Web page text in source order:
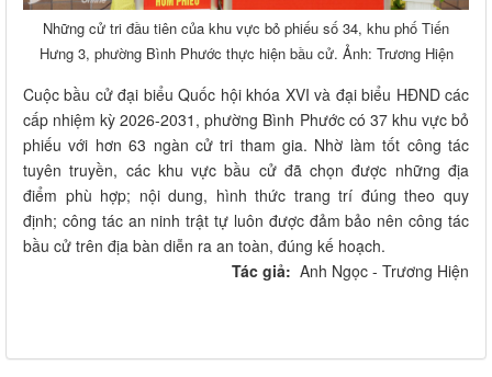
Những cử tri đầu tiên của khu vực bỏ phiếu số 34, khu phố Tiến
Hưng 3, phường Bình Phước thực hiện bầu cử. Ảnh: Trương Hiện
Cuộc bầu cử đại biểu Quốc hội khóa XVI và đại biểu HĐND các
cấp nhiệm kỳ 2026-2031, phường Bình Phước có 37 khu vực bỏ
phiếu với hơn 63 ngàn cử tri tham gia. Nhờ làm tốt công tác
tuyên truyền, các khu vực bầu cử đã chọn được những địa
điểm phù hợp; nội dung, hình thức trang trí đúng theo quy
định; công tác an ninh trật tự luôn được đảm bảo nên công tác
bầu cử trên địa bàn diễn ra an toàn, đúng kế hoạch.
Tác giả: Anh Ngọc - Trương Hiện